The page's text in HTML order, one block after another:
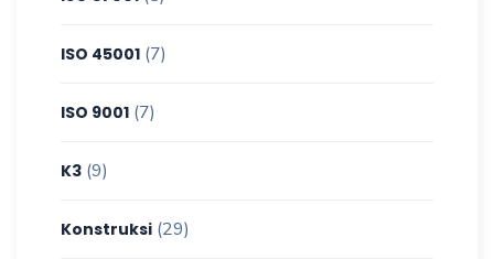
ISO 45001 (7)
ISO 9001 (7)
K3 (9)
Konstruksi (29)